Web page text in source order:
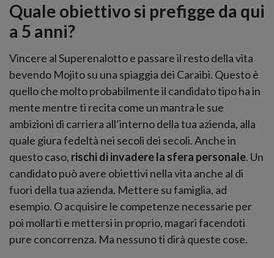
Quale obiettivo si prefigge da qui
a 5 anni?
Vincere al Superenalotto e passare il resto della vita
bevendo Mojito su una spiaggia dei Caraibi. Questo è
quello che molto probabilmente il candidato tipo ha in
mente mentre ti recita come un mantra le sue
ambizioni di carriera all’interno della tua azienda, alla
quale giura fedeltà nei secoli dei secoli. Anche in
questo caso, rischi di invadere la sfera personale. Un
candidato può avere obiettivi nella vita anche al di
fuori della tua azienda. Mettere su famiglia, ad
esempio. O acquisire le competenze necessarie per
poi mollarti e mettersi in proprio, magari facendoti
pure concorrenza. Ma nessuno ti dirà queste cose.